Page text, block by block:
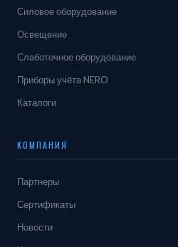
Силовое оборудование
Освещение
Слаботочное оборудование
Приборы учёта NERO
Каталоги
КОМПАНИЯ
Партнеры
Сертификаты
Новости